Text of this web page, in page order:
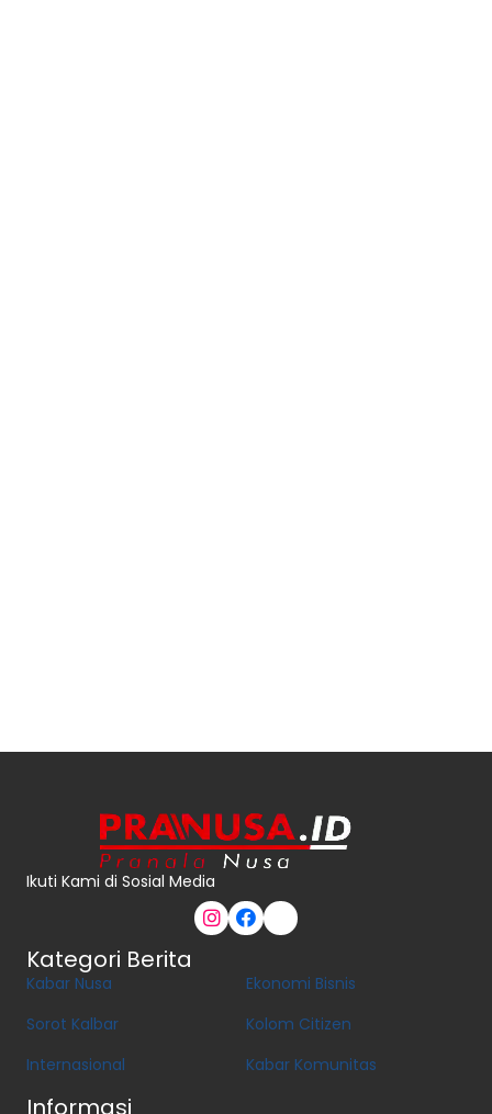
Ikuti Kami di Sosial Media
Kategori Berita
Kabar Nusa
Sorot Kalbar
Internasional
Ekonomi Bisnis
Kolom Citizen
Kabar Komunitas
Informasi